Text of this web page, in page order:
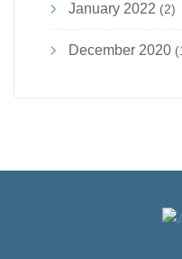
January 2022 (2)
December 2020